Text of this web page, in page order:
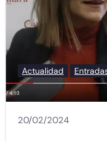
Actualidad
20/02/2024